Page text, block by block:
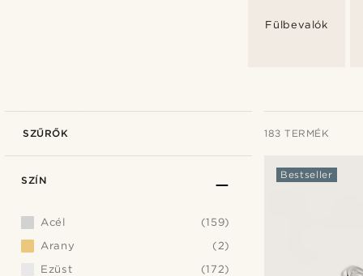
Fülbevalók
SZŰRŐK 183 TERMÉK
Bestseller
SZÍN
Acél
(159)
Arany
(2)
Ezüst
(172)